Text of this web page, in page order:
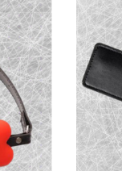
mẻ, khô ráo,
những cuộc phiêu
kiện bịt mắt